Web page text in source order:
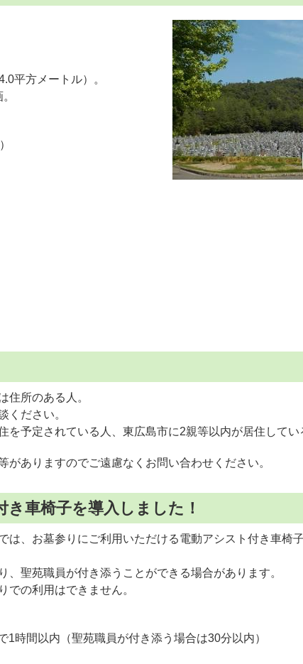
平方メートル）。
住所のある人。
ください。
を予定されている人、東広島市に2親等以内が居住してい
がありますのでご遠慮なくお問い合わせください。
き車椅子を導入しました！
は、お墓参りにご利用いただける電動アシスト付き車椅
、聖苑職員が付き添うことができる場合があります。
での利用はできません。
1時間以内（聖苑職員が付き添う場合は30分以内）